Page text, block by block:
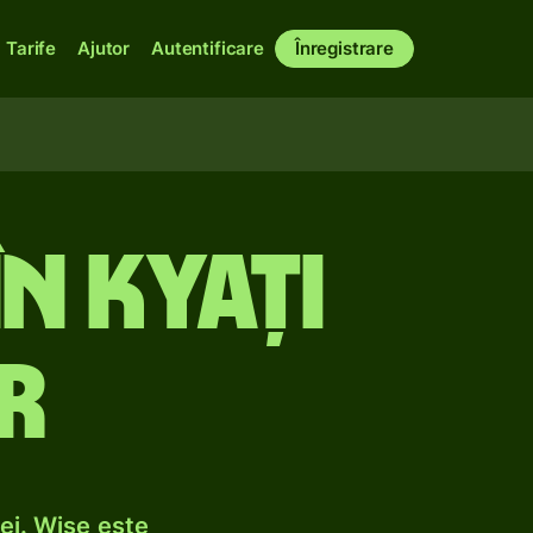
Tarife Ajutor Autentificare Înregistrare
kyați
Wise este